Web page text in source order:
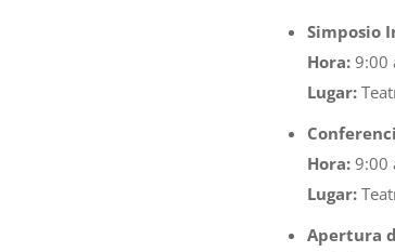
Simposio
Hora: 9:00
Lugar:
Hora: 9:00
Lugar:
Apertura